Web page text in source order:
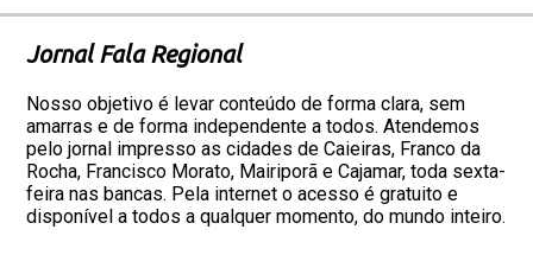
Jornal Fala Regional
Nosso objetivo é levar conteúdo de forma clara, sem
amarras e de forma independente a todos. Atendemos
pelo jornal impresso as cidades de Caieiras, Franco da
Rocha, Francisco Morato, Mairiporã e Cajamar, toda sexta-
feira nas bancas. Pela internet o acesso é gratuito e
disponível a todos a qualquer momento, do mundo inteiro.